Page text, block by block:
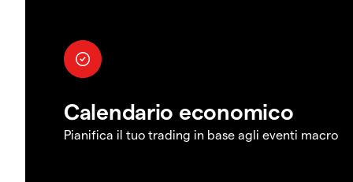
Calendario economico
Pianifica il tuo trading in base agli eventi macro